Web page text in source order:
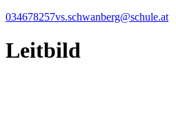
034678257vs.schwanberg@schule.at
Leitbild